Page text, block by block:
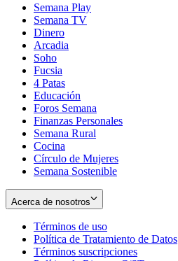
Semana Play
Semana TV
Dinero
Arcadia
Soho
in
new
window
Fucsia
in
new
window
4 Patas
Educación
Foros Semana
Finanzas Personales
Semana Rural
Cocina
Círculo de Mujeres
Semana Sostenible
Acerca de nosotros
Términos de uso
in
new
Política de Tratamiento de Datos
Términos suscripciones